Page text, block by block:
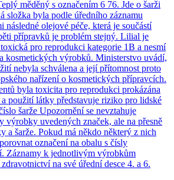
měděný s označením 6 76. Jde o šarži
složka byla podle úředního záznamu
následné olejové péče, která je součástí
přípravků je problém stejný. Lilial je
pro reprodukci kategorie 1B a nesmí
kosmetických výrobků. Ministerstvo uvádí,
nebyla schválena a její přítomnost proto
nařízení o kosmetických přípravcích.
byla toxicita pro reprodukci prokázána
a použití látky představuje riziko pro lidské
šarže Upozornění se nevztahuje
výrobky uvedených značek, ale na přesně
a šarže. Pokud má někdo některý z nich
označení na obalu s čísly
Záznamy k jednotlivým výrobkům
na své úřední desce 4. a 6.